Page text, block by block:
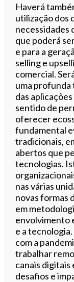
Haverá
utilização dos
necessidades
que poderá
e para a
selling e
comercial.
uma profunda
das
sentido de
oferecer
fundamental
tradicionais,
abertos que
tecnologias.
nas várias
novas formas
em
envolvimento
e a
com a
trabalhar
canais digitais
desafios e